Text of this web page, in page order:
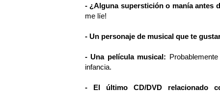
- ¿Alguna superstición o manía antes
me líe!
- Un personaje de musical que te
- Una película musical:
infancia.
- El último CD/DVD relacionado